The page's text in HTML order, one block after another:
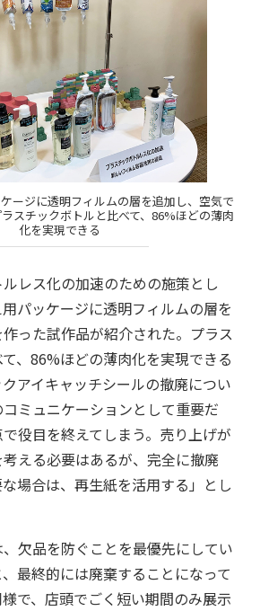
ージに透明フィルムの層を追加し、空気で
スチックボトルと比べて、86%ほどの薄肉
化を実現できる
レス化の加速のための施策とし
パッケージに透明フィルムの層を
った試作品が紹介された。プラス
、86%ほどの薄肉化を実現できる
アイキャッチシールの撤廃につい
ミュニケーションとして重要だ
役目を終えてしまう。売り上げが
える必要はあるが、完全に撤廃
場合は、再生紙を活用する」とし
欠品を防ぐことを最優先にしてい
最終的には廃棄することになって
で、店頭でごく短い期間のみ展示